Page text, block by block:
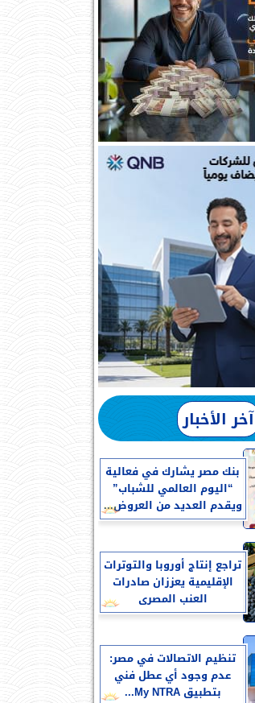
آخر الأخبار
بنك مصر يشارك في فعالية
“اليوم العالمي للشباب”
ويقدم العديد من العروض...
تراجع إنتاج أوروبا والتوترات
الإقليمية يعززان صادرات
العنب المصرى
تنظيم الاتصالات في مصر:
عدم وجود أي عطل فني
بتطبيق My NTRA...